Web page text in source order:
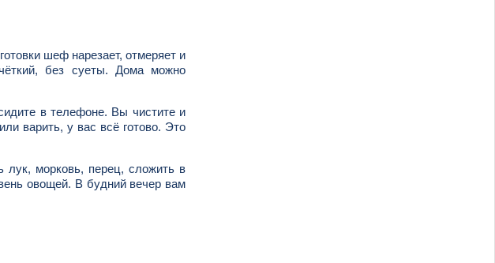
шеф нарезает, отмеряет и
без суеты. Дома можно
в телефоне. Вы чистите и
варить, у вас всё готово. Это
лук, морковь, перец, сложить в
овощей. В будний вечер вам